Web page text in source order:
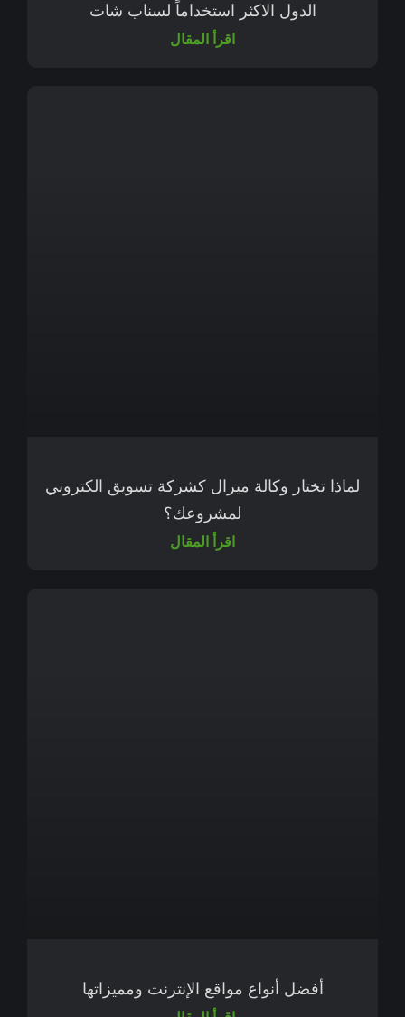
الدول الاكثر استخداماً لسناب شات
اقرأ المقال
لماذا تختار وكالة ميرال كشركة تسويق الكتروني
لمشروعك؟
اقرأ المقال
أفضل أنواع مواقع الإنترنت ومميزاتها